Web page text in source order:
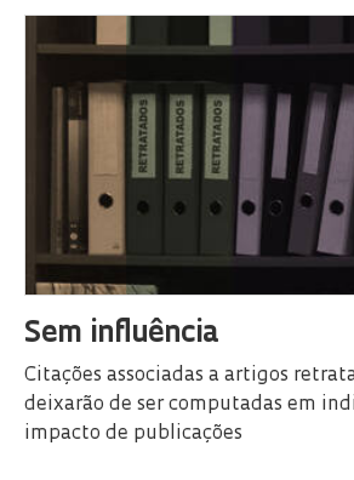
Sem influência
Citações associadas a artigos
deixarão de ser computadas em
impacto de publicações